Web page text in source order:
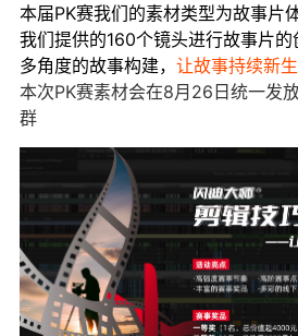
本届PK赛我们的素材类型为故事片
我们提供的160个镜头进行故事片
多角度的故事构建， 让故事持续新生
本次PK赛素材会在8月26日统一发
群